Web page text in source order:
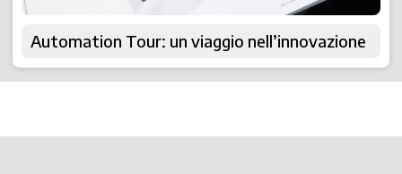
Automation Tour: un viaggio nell’innovazione